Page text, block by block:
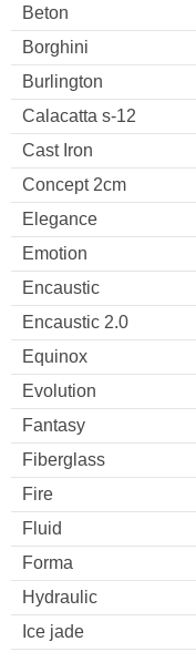
Beton
Borghini
Burlington
Calacatta s-12
Cast Iron
Concept 2cm
Elegance
Emotion
Encaustic
Encaustic 2.0
Equinox
Evolution
Fantasy
Fiberglass
Fire
Fluid
Forma
Hydraulic
Ice jade